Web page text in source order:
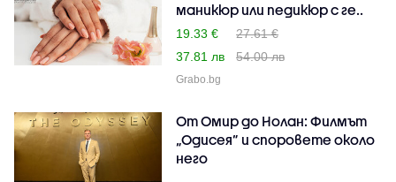
маникюр или педикюр с ге..
19.33 €
27.61 €
37.81 лв
54.00 лв
Grabo.bg
От Омир до Нолан: Филмът
„Одисея” и споровете около
него